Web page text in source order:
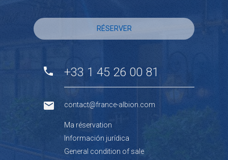
RÉSERVER
+33 1 45 26 00 81
contact@france-albion.com
Ma réservation
Información jurídica
General condition of sale